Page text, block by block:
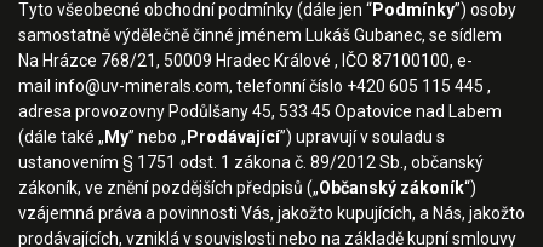
Tyto všeobecné obchodní podmínky (dále jen “Podmínky”) osoby
samostatně výdělečně činné jménem Lukáš Gubanec, se sídlem
Na Hrázce 768/21, 50009 Hradec Králové , IČO 87100100, e-
mail info@uv-minerals.com, telefonní číslo +420 605 115 445 ,
adresa provozovny Podůlšany 45, 533 45 Opatovice nad Labem
(dále také „ My” nebo „ Prodávající”) upravují v souladu s
ustanovením § 1751 odst. 1 zákona č. 89/2012 Sb., občanský
zákoník, ve znění pozdějších předpisů („Občanský zákoník“)
vzájemná práva a povinnosti Vás, jakožto kupujících, a Nás, jakožto
prodávajících, vzniklá v souvislosti nebo na základě kupní smlouvy